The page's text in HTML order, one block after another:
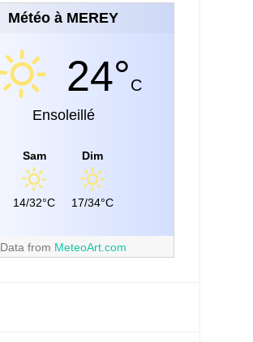
Météo à MEREY
24°C
Ensoleillé
Sam
14/32°C
Dim
17/34°C
Data from MeteoArt.com